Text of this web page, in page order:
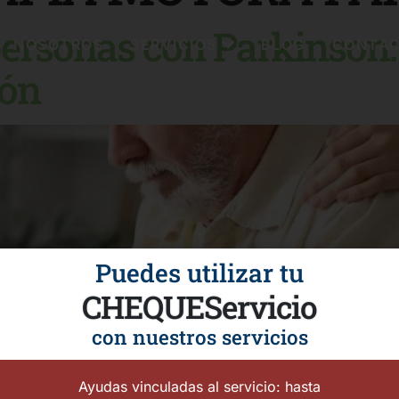
NOSOTROS SERVICIOS BLOG
con
Puedes utilizar tu
CHEQUEServicio
con nuestros servicios
Ayudas vinculadas al servicio: hasta